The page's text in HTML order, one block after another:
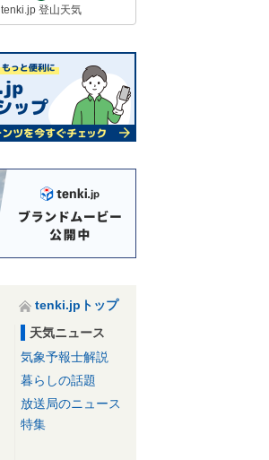
tenki.jp 登山天気
tenki.jpトップ
天気ニュース
気象予報士解説
暮らしの話題
放送局のニュース
特集